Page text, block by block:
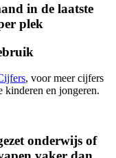
in de laatste
plek
, voor meer cijfers
kinderen en jongeren.
onderwijs of